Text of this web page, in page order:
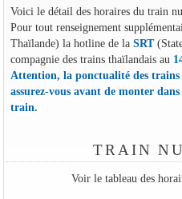
Voici le détail des horaires du train
Pour tout renseignement
Thaïlande) la hotline de la SRT
compagnie des trains thaïlandais au
Attention, la ponctualité des trains
assurez-vous avant de monter
train.
TRAIN
Voir le tableau des